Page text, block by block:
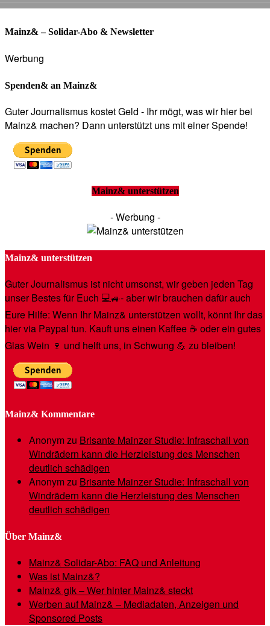
Mainz& – Solidar-Abo & Newsletter
Werbung
Spenden& an Mainz&
Guter Journalismus kostet Geld - Ihr mögt, was wir hier bei
Mainz& machen? Dann unterstützt uns mit einer Spende!
Mainz& unterstützen
- Werbung -
Mainz& unterstützen
Guter Journalismus ist nicht umsonst, wir geben jeden Tag
unser Bestes für Euch 💻🚙- aber wir brauchen dafür auch
Eure Hilfe: Wenn Ihr Mainz& unterstützen wollt, könnt Ihr das
hier via Paypal tun. Kauft uns einen Kaffee ☕️ oder ein gutes
Glas Wein 🍷 und helft uns, in Schwung 💪 zu bleiben!
Mainz& Kommentare
Anonymzu Brisante Mainzer Studie: Infraschall von
Windrädern kann die Herzleistung des Menschen
deutlich schädigen
Anonymzu Brisante Mainzer Studie: Infraschall von
Windrädern kann die Herzleistung des Menschen
deutlich schädigen
Über Mainz&
Mainz& Solidar-Abo: FAQ und Anleitung
Was ist Mainz&?
Mainz& gik – Wer hinter Mainz& steckt
Werben auf Mainz& – Mediadaten, Anzeigen und
Sponsored Posts